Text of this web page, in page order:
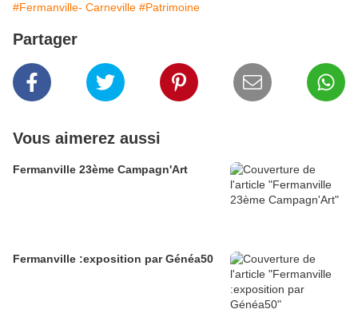
#Fermanville- Carneville #Patrimoine
Partager
Vous aimerez aussi
Fermanville 23ème Campagn'Art
Fermanville :exposition par Généa50